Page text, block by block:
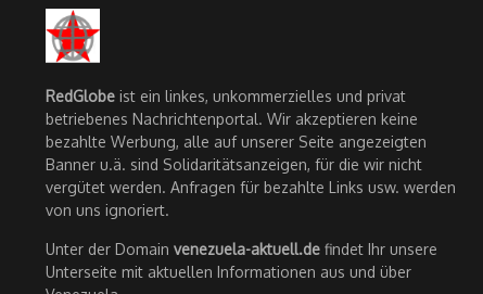
RedGlobe ist ein linkes, unkommerzielles und privat
betriebenes Nachrichtenportal. Wir akzeptieren keine
bezahlte Werbung, alle auf unserer Seite angezeigten
Banner u.ä. sind Solidaritätsanzeigen, für die wir nicht
vergütet werden. Anfragen für bezahlte Links usw. werden
von uns ignoriert.
Unter der Domain venezuela-aktuell.de findet Ihr unsere
Unterseite mit aktuellen Informationen aus und über